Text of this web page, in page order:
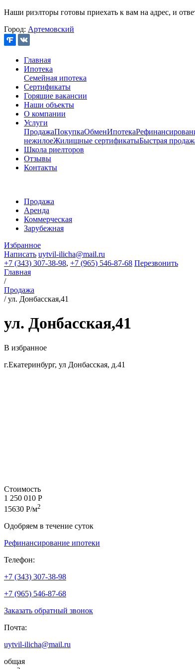
Наши риэлторы готовы приехать к вам на адрес, и
Город: Артемовский
Главная
Ипотека
Семейная ипотека
Сертификаты
Горящие вакансии
Наши объекты
О компании
Услуги
ПродажаПокупкаОбменИпотека
нежилоеЖилищные сертификатыБыстрая
Школа риелторов
Отзывы
Контакты
Продажа
Аренда
Коммерческая
Зарубежная
Избранное
Написать uytvil-ilicha@mail.ru
+7 (343) 307-38-98, +7 (965) 546-87-68 Перезвонить
Главная
/
Продажа
/ул. Донбасская,41
ул. Донбасская,41
В избранное
г.Екатеринбург, ул Донбасская, д.41
Стоимость
1 250 010 Р
15630 Р/м2
Одобряем в течение суток
Рефинансирование ипотеки
Телефон:
+7 (343) 307-38-98
+7 (965) 546-87-68
Заказать обратный звонок
Почта:
uytvil-ilicha@mail.ru
общая